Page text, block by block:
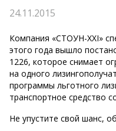
24.11.2015
Компания «СТОУН-XXI»
этого года вышло
1226, которое снимает
на одного
программы льготного
транспортное средство
Не упустите свой шанс,